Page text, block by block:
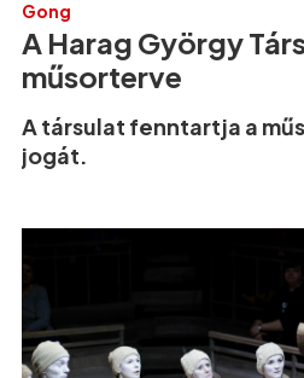
Gong
A Harag György
műsorterve
A társulat fenntartja a
jogát.